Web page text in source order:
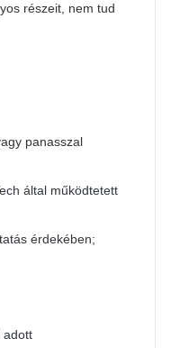
részeit, nem tud
panasszal
által működtetett
érdekében;
adott